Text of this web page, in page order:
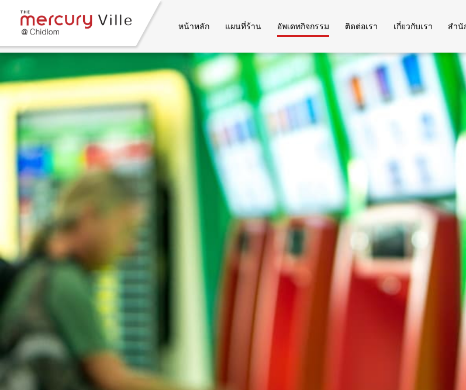
หน้าหลัก แผนที่ร้าน อัพเดทกิจกรรม ติดต่อเรา เกี่ยวกับเรา สำนั